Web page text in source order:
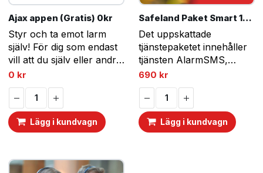
Ajax appen (Gratis) 0kr
Styr och ta emot larm
själv! För dig som endast
vill att du själv eller andra
användare i Ajax appen
skall ta emot larm.
0 kr
Lägg i kundvagn
Safeland Paket Smart 12 månader
Det uppskattade
tjänstepaketet innehåller
tjänsten AlarmSMS,
Connect med app, samt
Smart Home Integration
för Ajax. Skicka dina larm
till familj, vänner, grannar
eller andra
690 kr
Lägg i kundvagn